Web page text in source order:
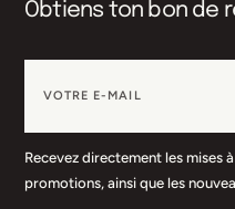
Obtiens ton bon de
Recevez directement les mises
promotions, ainsi que les